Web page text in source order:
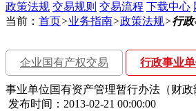
政策法规 交易规则 交易流程 下载中心
当前： 首页>业务指南>政策法规>行
企业国有产权交易 行政事业
事业单位国有资产管理暂行办法（财政
发布时间：2013-02-21 00:00:00